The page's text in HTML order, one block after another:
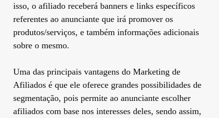
isso, o afiliado receberá banners e links específicos
referentes ao anunciante que irá promover os
produtos/serviços, e também informações adicionais
sobre o mesmo.
Uma das principais vantagens do Marketing de
Afiliados é que ele oferece grandes possibilidades de
segmentação, pois permite ao anunciante escolher
afiliados com base nos interesses deles, sendo assim,